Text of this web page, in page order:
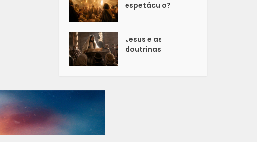
espetáculo?
Jesus e as
doutrinas